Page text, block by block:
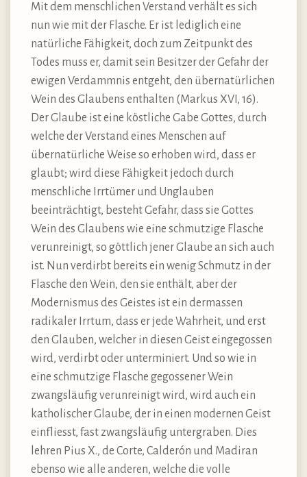
Mit dem menschlichen Verstand verhält es sich
nun wie mit der Flasche. Er ist lediglich eine
natürliche Fähigkeit, doch zum Zeitpunkt des
Todes muss er, damit sein Besitzer der Gefahr der
ewigen Verdammnis entgeht, den übernatürlichen
Wein des Glaubens enthalten (Markus XVI, 16).
Der Glaube ist eine köstliche Gabe Gottes, durch
welche der Verstand eines Menschen auf
übernatürliche Weise so erhoben wird, dass er
glaubt; wird diese Fähigkeit jedoch durch
menschliche Irrtümer und Unglauben
beeinträchtigt, besteht Gefahr, dass sie Gottes
Wein des Glaubens wie eine schmutzige Flasche
verunreinigt, so göttlich jener Glaube an sich auch
ist. Nun verdirbt bereits ein wenig Schmutz in der
Flasche den Wein, den sie enthält, aber der
Modernismus des Geistes ist ein dermassen
radikaler Irrtum, dass er jede Wahrheit, und erst
den Glauben, welcher in diesen Geist eingegossen
wird, verdirbt oder unterminiert. Und so wie in
eine schmutzige Flasche gegossener Wein
zwangsläufig verunreinigt wird, wird auch ein
katholischer Glaube, der in einen modernen Geist
einfliesst, fast zwangsläufig untergraben. Dies
lehren Pius X., de Corte, Calderón und Madiran
ebenso wie alle anderen, welche die volle